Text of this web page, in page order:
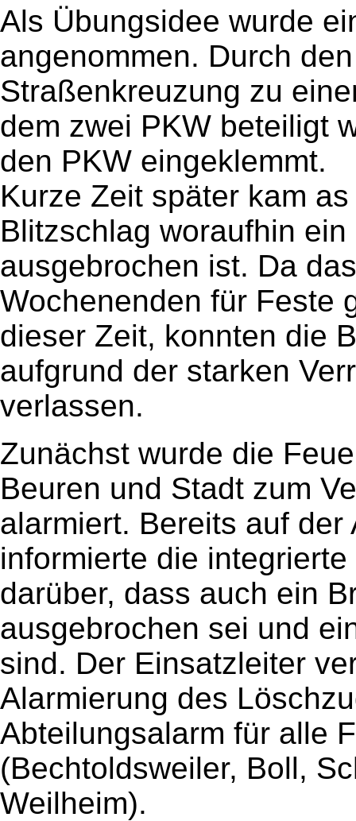
Als Übungsidee wurde
angenommen. Durch
Straßenkreuzung zu
dem zwei PKW beteiligt
den PKW eingeklemmt.
Kurze Zeit später kam
Blitzschlag woraufhin
ausgebrochen ist. Da
Wochenenden für Feste
dieser Zeit, konnten die
aufgrund der starken
verlassen.
Zunächst wurde die
Beuren und Stadt zum
alarmiert. Bereits auf
informierte die
darüber, dass auch ein
ausgebrochen sei und
sind. Der Einsatzleiter
Alarmierung des
Abteilungsalarm für alle
(Bechtoldsweiler, Boll,
Weilheim).